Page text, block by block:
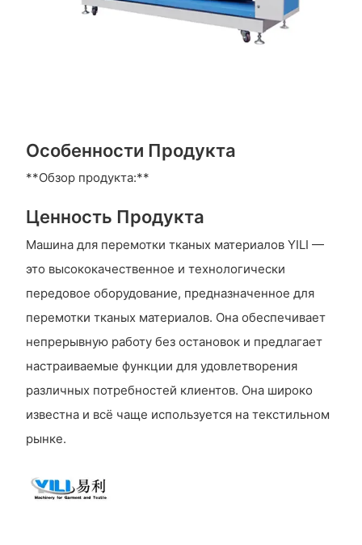
Особенности Продукта
**Обзор продукта:**
Ценность Продукта
Машина для перемотки тканых материалов YILI —
это высококачественное и технологически
передовое оборудование, предназначенное для
перемотки тканых материалов. Она обеспечивает
непрерывную работу без остановок и предлагает
настраиваемые функции для удовлетворения
различных потребностей клиентов. Она широко
известна и всё чаще используется на текстильном
рынке.